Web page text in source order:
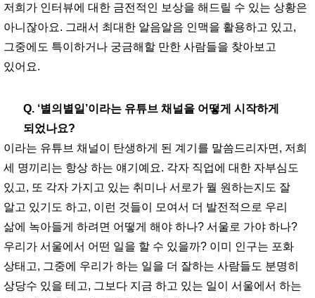
저희가 인터뷰에 대한 금전적인 보상을 해드릴 수 있는 상황은
아니잖아요. 그래서 최대한 알음알음 인맥을 활용하고 있고,
그중에도 특이하거나 궁금해할 만한 사람들을 찾아보고
있어요.
Q. ‘별의별일’이라는 유튜브 채널을 어떻게 시작하게
되었나요?
이라는 유튜브 채널이 탄생하게 된 계기를 말씀드리자면, 저희
세 명끼리는 항상 하는 얘기예요. 각자 직업에 대한 자부심도
있고, 또 각자 가지고 있는 취미나 서로가 뭘 원하는지도 잘
알고 있기도 하고, 이런 것들이 모여서 더 발전적으로 우리
삶에 녹아들게 하려면 어떻게 해야 하나? 서울로 가야 하나?
우리가 서울에서 어떤 일을 할 수 있을까? 이미 인구는 포화
상태고, 그중에 우리가 하는 일을 더 잘하는 사람들도 분명히
상당수 있을 테고, 그보다 지금 하고 있는 일이 서울에서 하는